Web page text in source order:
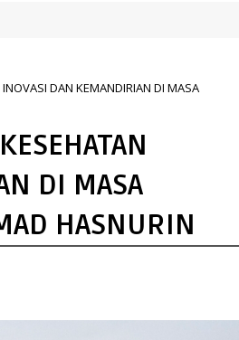
DAN KEMANDIRIAN DI MASA
DI MASA
HASNURIN